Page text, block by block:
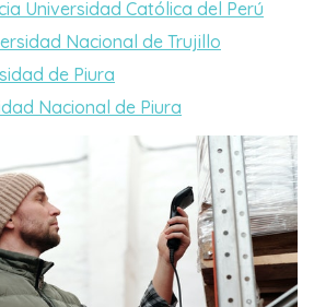
Universidad Católica del Perú
Nacional de Trujillo
de Piura
Nacional de Piura